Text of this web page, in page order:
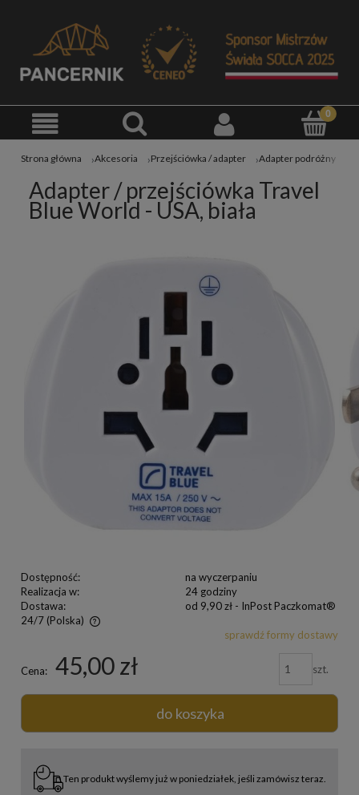
Strona główna Akcesoria Przejściówka / adapter Adapter podróżny
Adapter / przejściówka Travel
Blue World - USA, biała
Dostępność:
na wyczerpaniu
Realizacja w:
24 godziny
Dostawa:
od 9,90 zł - InPost Paczkomat®
24/7 (Polska)
sprawdź formy dostawy
Cena: 45,00 zł szt.
do koszyka
Ten produkt wyślemy już w poniedziałek, jeśli zamówisz teraz.